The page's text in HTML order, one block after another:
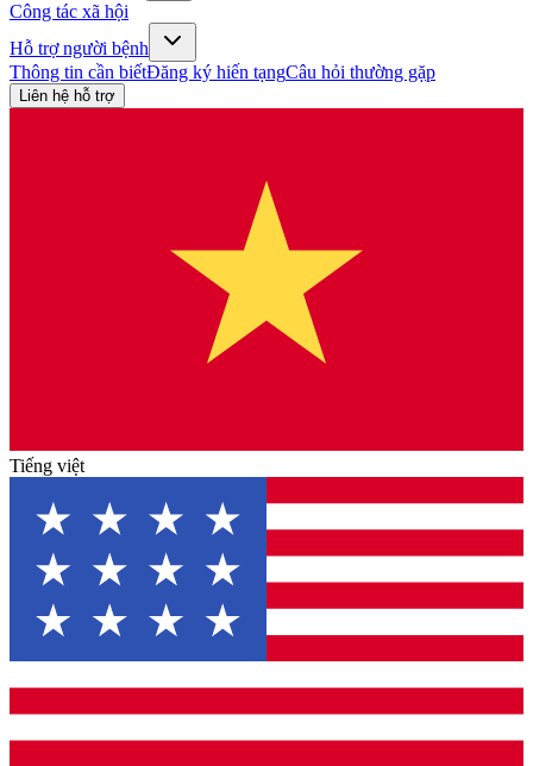
Công tác xã hội
Hỗ trợ người bệnh
Thông tin cần biếtĐăng ký hiến tạngCâu hỏi thường gặp
Liên hệ hỗ trợ
Tiếng việt